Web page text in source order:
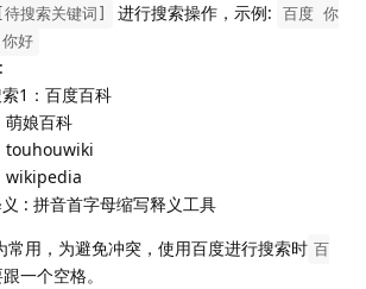
搜索关键词] 进行搜索操作，示例:
百度 你
好
1：百度百科
萌娘百科
touhouwiki
wikipedia
: 拼音首字母缩写释义工具
常用，为避免冲突，使用百度进行搜索时 百
一个空格。